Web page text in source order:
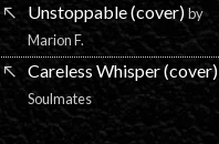
Unstoppable (cover)by
Marion F.
Careless Whisper (cover)
Soulmates